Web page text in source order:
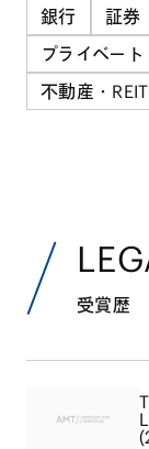
銀行 証券
プライベート
不動産・REIT
受賞歴